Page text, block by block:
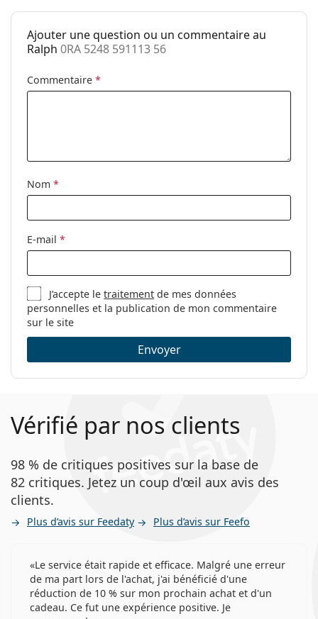
Catégorie:
Lunettes de soleil
Marque:
Ralph
Utilisation:
Code:
Ajouter une question ou un commentaire au
Ralph 0RA 5248 591113 56
Commentaire *
Nom *
E-mail *
J’accepte letraitement de mes données
personnelles et la publication de mon commentaire
sur le site
Envoyer
Vérifié par nos clients
98 % de critiques positives sur la base de
82 critiques. Jetez un coup d'œil aux avis des
clients.
Plus d’avis sur Feedaty Plus d’avis sur Feefo
Le service était rapide et efficace. Malgré une erreur
de ma part lors de l'achat, j'ai bénéficié d'une
réduction de 10 % sur mon prochain achat et d'un
cadeau. Ce fut une expérience positive. Je